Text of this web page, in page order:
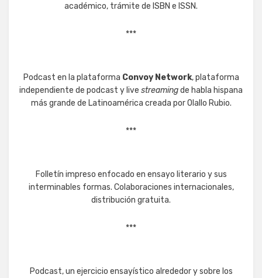
académico, trámite de ISBN e ISSN.
***
Podcast en la plataforma Convoy Network, plataforma
independiente de podcast y live streamingde habla hispana
más grande de Latinoamérica creada por Olallo Rubio.
***
Folletín impreso enfocado en ensayo literario y sus
interminables formas. Colaboraciones internacionales,
distribución gratuita.
***
Podcast, un ejercicio ensayístico alrededor y sobre los